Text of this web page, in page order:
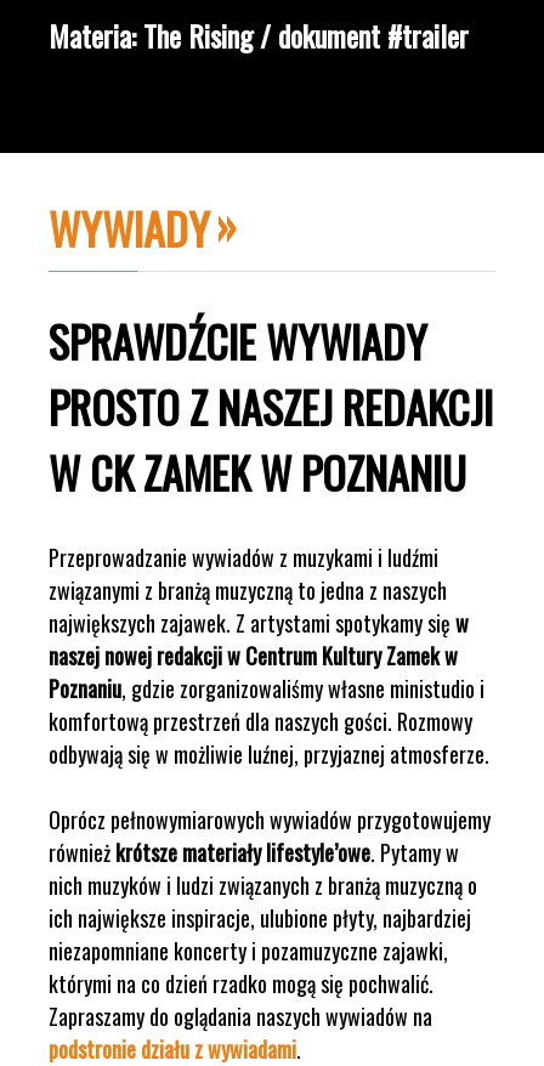
Materia: The Rising / dokument #trailer
WYWIADY
SPRAWDŹCIE WYWIADY
PROSTO Z NASZEJ REDAKCJI
W CK ZAMEK W POZNANIU
Przeprowadzanie wywiadów z muzykami i ludźmi
związanymi z branżą muzyczną to jedna z naszych
największych zajawek. Z artystami spotykamy sięw
naszej nowej redakcji w Centrum Kultury Zamek w
Poznaniu, gdzie zorganizowaliśmy własne ministudio i
komfortową przestrzeń dla naszych gości. Rozmowy
odbywają się w możliwie luźnej, przyjaznej atmosferze.
Oprócz pełnowymiarowych wywiadów przygotowujemy
równieżkrótsze materiały lifestyle’owe. Pytamy w
nich muzyków i ludzi związanych z branżą muzyczną o
ich największe inspiracje, ulubione płyty, najbardziej
niezapomniane koncerty i pozamuzyczne zajawki,
którymi na co dzień rzadko mogą się pochwalić.
Zapraszamy do oglądania naszych wywiadów na
podstronie działu z wywiadami.